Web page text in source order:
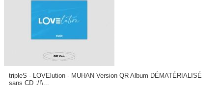
tripleS - LOVElution - MUHAN Version QR Album DÉMATÉRIALISÉ
sans CD :/!\...